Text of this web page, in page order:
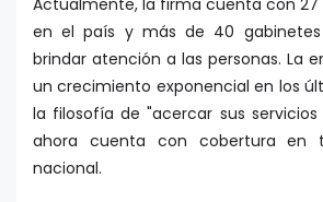
Actualmente, la firma cuenta con 27
en el país y más de 40 gabinetes
brindar atención a las personas. La
un crecimiento exponencial en los
la filosofía de "acercar sus
ahora cuenta con cobertura en
nacional.